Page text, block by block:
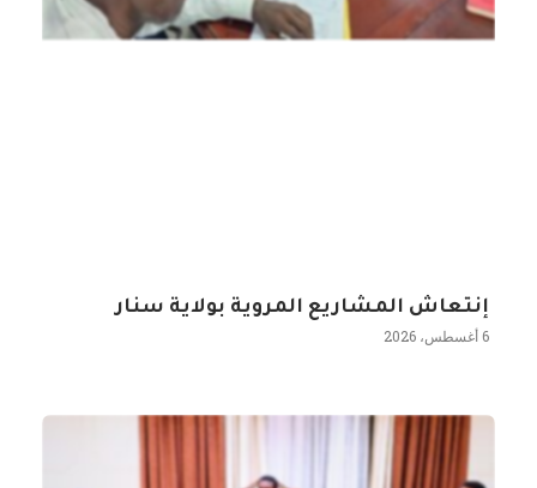
إنتعاش المشاريع المروية بولاية سنار
6 أغسطس، 2026